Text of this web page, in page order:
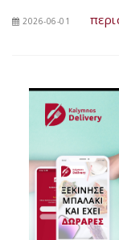
2026-06-01